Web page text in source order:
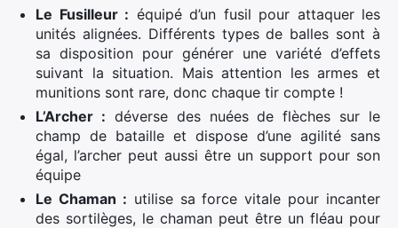
Le Fusilleur : équipé d’un fusil pour attaquer les
unités alignées. Différents types de balles sont à
sa disposition pour générer une variété d’effets
suivant la situation. Mais attention les armes et
munitions sont rare, donc chaque tir compte !
L’Archer : déverse des nuées de flèches sur le
champ de bataille et dispose d’une agilité sans
égal, l’archer peut aussi être un support pour son
équipe
Le Chaman : utilise sa force vitale pour incanter
des sortilèges, le chaman peut être un fléau pour